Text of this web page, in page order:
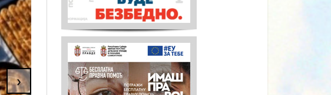
Saopštenje za javnost
opštine Sjenica
›